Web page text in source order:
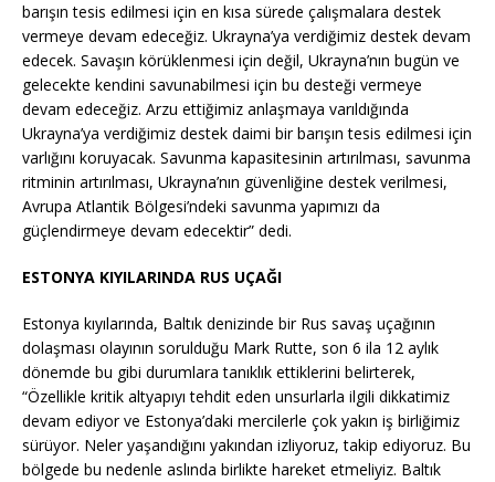
barışın tesis edilmesi için en kısa sürede çalışmalara destek
vermeye devam edeceğiz. Ukrayna’ya verdiğimiz destek devam
edecek. Savaşın körüklenmesi için değil, Ukrayna’nın bugün ve
gelecekte kendini savunabilmesi için bu desteği vermeye
devam edeceğiz. Arzu ettiğimiz anlaşmaya varıldığında
Ukrayna’ya verdiğimiz destek daimi bir barışın tesis edilmesi için
varlığını koruyacak. Savunma kapasitesinin artırılması, savunma
ritminin artırılması, Ukrayna’nın güvenliğine destek verilmesi,
Avrupa Atlantik Bölgesi’ndeki savunma yapımızı da
güçlendirmeye devam edecektir” dedi.
ESTONYA KIYILARINDA RUS UÇAĞI
Estonya kıyılarında, Baltık denizinde bir Rus savaş uçağının
dolaşması olayının sorulduğu Mark Rutte, son 6 ila 12 aylık
dönemde bu gibi durumlara tanıklık ettiklerini belirterek,
“Özellikle kritik altyapıyı tehdit eden unsurlarla ilgili dikkatimiz
devam ediyor ve Estonya’daki mercilerle çok yakın iş birliğimiz
sürüyor. Neler yaşandığını yakından izliyoruz, takip ediyoruz. Bu
bölgede bu nedenle aslında birlikte hareket etmeliyiz. Baltık